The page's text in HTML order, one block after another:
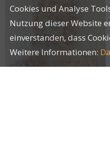
Cookies und Analyse
Nutzung dieser Website
einverstanden, dass
Weitere Informationen: